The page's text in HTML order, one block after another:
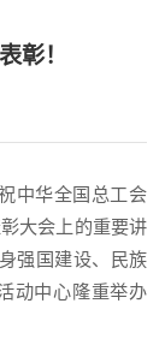
彰！
中华全国总工会
大会上的重要讲
强国建设、民族
动中心隆重举办